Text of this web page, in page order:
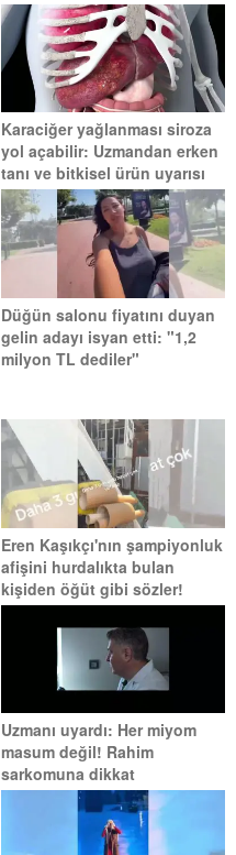
Karaciğer yağlanması siroza
yol açabilir: Uzmandan erken
tanı ve bitkisel ürün uyarısı
Düğün salonu fiyatını duyan
gelin adayı isyan etti: "1,2
milyon TL dediler"
Eren Kaşıkçı'nın şampiyonluk
afişini hurdalıkta bulan
kişiden öğüt gibi sözler!
Uzmanı uyardı: Her miyom
masum değil! Rahim
sarkomuna dikkat